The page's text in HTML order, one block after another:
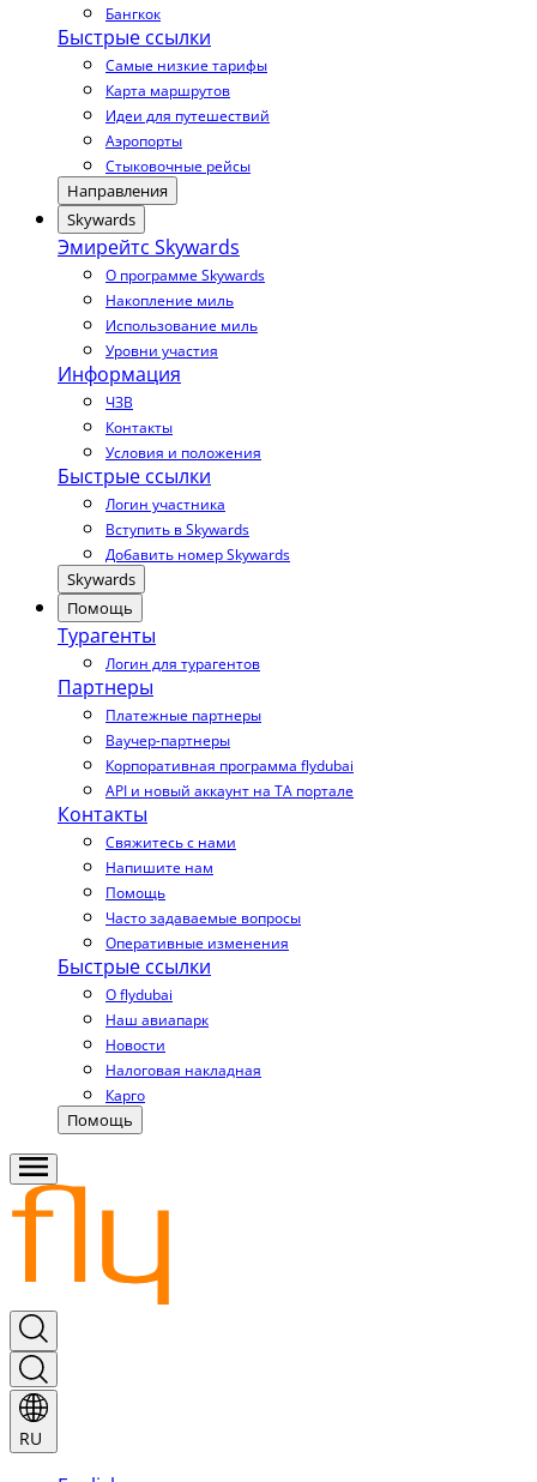
Бангкок
Быстрые ссылки
Самые низкие тарифы
Карта маршрутов
Идеи для путешествий
Аэропорты
Стыковочные рейсы
Направления
Skywards
Эмирейтс Skywards
О программе Skywards
Накопление миль
Использование миль
Уровни участия
Информация
ЧЗВ
Контакты
Условия и положения
Быстрые ссылки
Логин участника
Вступить в Skywards
Добавить номер Skywards
Skywards
Помощь
Турагенты
Логин для турагентов
Партнеры
Платежные партнеры
Ваучер-партнеры
Корпоративная программа flydubai
API и новый аккаунт на TA портале
Контакты
Свяжитесь с нами
Напишите нам
Помощь
Часто задаваемые вопросы
Оперативные изменения
Быстрые ссылки
О flydubai
Наш авиапарк
Новости
Налоговая накладная
Карго
Помощь
RU